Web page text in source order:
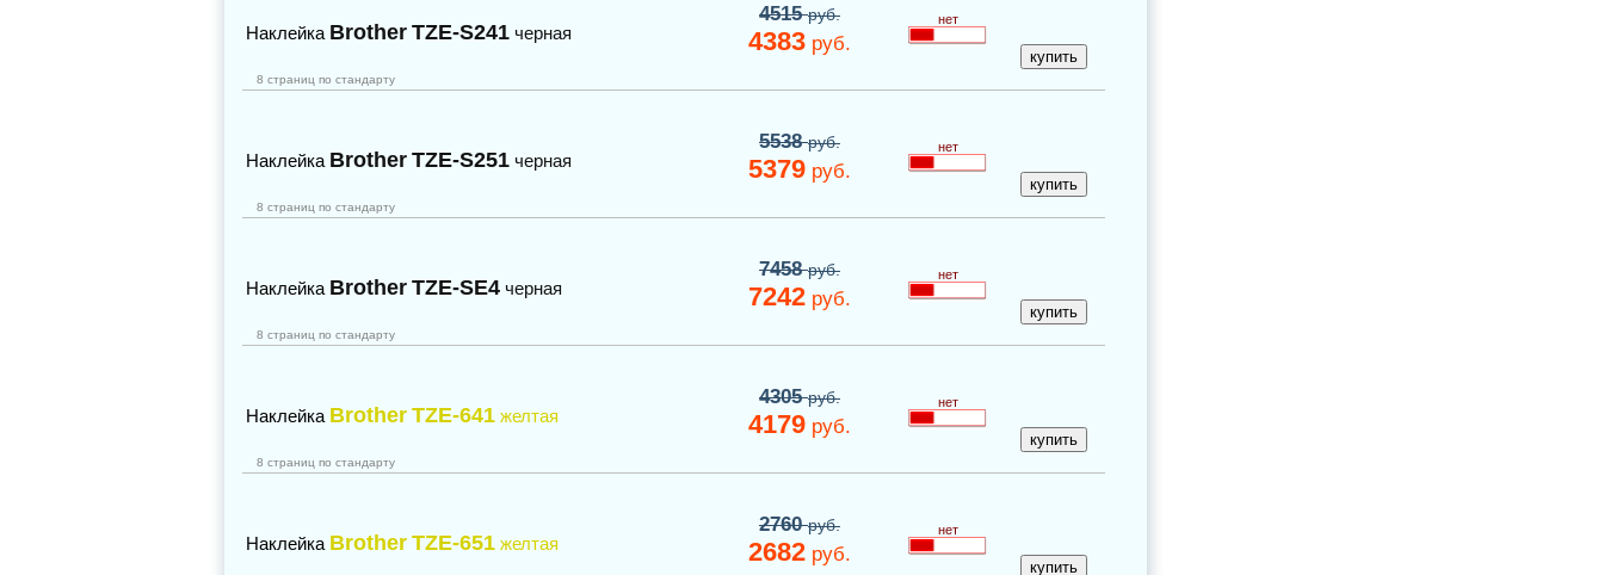
Наклейка Brother TZE-S241 черная
4515руб.
4383 руб.
нет
8 страниц по стандарту
Наклейка Brother TZE-S251 черная
5538руб.
5379 руб.
нет
8 страниц по стандарту
Наклейка Brother TZE-SE4 черная
7458руб.
7242 руб.
нет
8 страниц по стандарту
Наклейка Brother TZE-641 желтая
4305руб.
4179 руб.
нет
8 страниц по стандарту
Наклейка Brother TZE-651 желтая
2760руб.
2682 руб.
нет